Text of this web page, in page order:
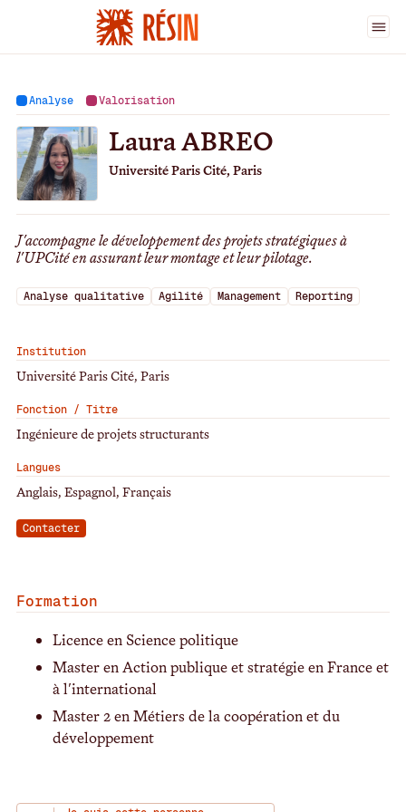
Laura ABREO
Analyse Valorisation
Laura ABREO
Université Paris Cité, Paris
J'accompagne le développement des projets stratégiques à
l'UPCité en assurant leur montage et leur pilotage.
Analyse qualitative Agilité Management Reporting
Institution
Université Paris Cité, Paris
Fonction / Titre
Ingénieure de projets structurants
Langues
Anglais, Espagnol, Français
Contacter
Formation
Licence en Science politique
Master en Action publique et stratégie en France et
à l'international
Master 2 en Métiers de la coopération et du
développement